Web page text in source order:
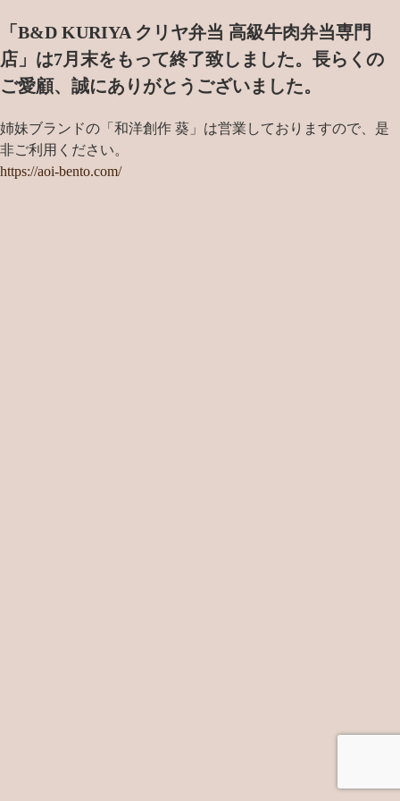
「B&D KURIYA クリヤ弁当 高級牛肉弁当専門
店」は7月末をもって終了致しました。 長らくの
ご愛顧、誠にありがとうございました。
姉妹ブランドの「和洋創作 葵」は営業しておりますので、是
非ご利用ください。
https://aoi-bento.com/